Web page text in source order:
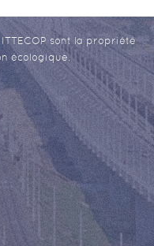
sont la propriété
écologique.